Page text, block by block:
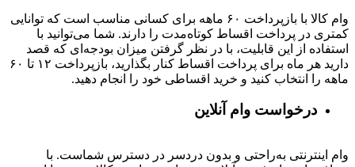
وام کالا با بازپرداخت ۶۰ ماهه برای کسانی مناسب است که توانایی
کمتری در پرداخت اقساط کوتاه‌مدت را دارند. شما می‌توانید با
استفاده از این قابلیت، با در نظر گرفتن میزان بودجه‌ای که قصد
دارید هر ماه برای پرداخت اقساط کنار بگذارید، بازپرداخت ۱۲ تا ۶۰
ماهه را انتخاب کنید و خرید اقساطی خود را انجام دهید.
درخواست وام آنلاین
وام اینترنتی به‌راحتی و بدون دردسر در دسترس شماست. با